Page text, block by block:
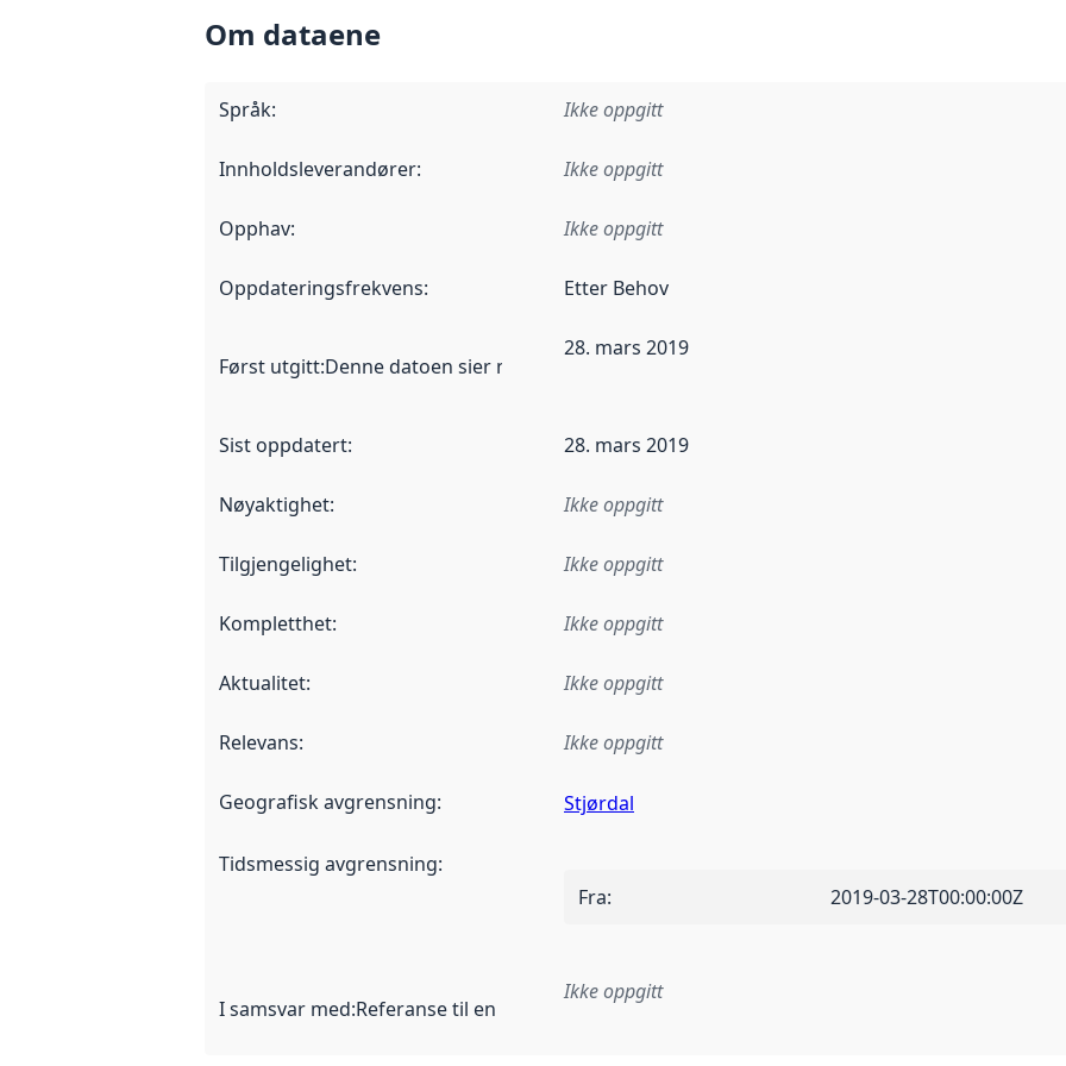
Om dataene
Språk: Ikke oppgitt
Innholdsleverandører: Ikke oppgitt
Opphav: Ikke oppgitt
Oppdateringsfrekvens: Etter Behov
Først utgitt:Denne datoen sier når dataene i dette datasettet første gang ble utgitt. Det kan
28. mars 2019
Sist oppdatert: 28. mars 2019
Nøyaktighet: Ikke oppgitt
Tilgjengelighet: Ikke oppgitt
Kompletthet: Ikke oppgitt
Aktualitet: Ikke oppgitt
Relevans: Ikke oppgitt
Geografisk avgrensning: Stjørdal
Tidsmessig avgrensning:
Fra: 2019-03-28T00:00:00Z
I samsvar med:Referanse til en implementasjonsregel eller annen spesifikasjon, som ligger
Ikke oppgitt